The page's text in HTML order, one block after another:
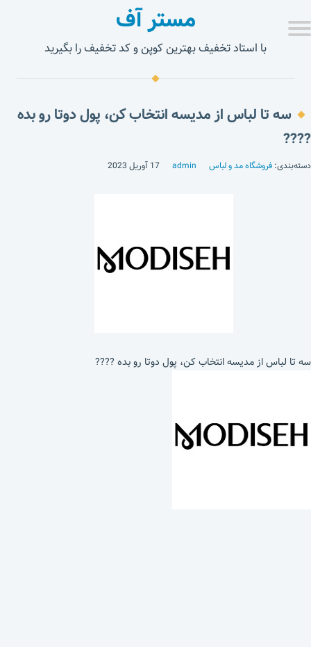
مستر آف
با استاد تخفیف بهترین کوپن و کد تخفیف را بگیرید
سه تا لباس از مدیسه انتخاب کن، پول دوتا رو بده
????
دسته‌بندی: فروشگاه مد و لباس admin 17 آوریل 2023
سه تا لباس از مدیسه انتخاب کن، پول دوتا رو بده ????